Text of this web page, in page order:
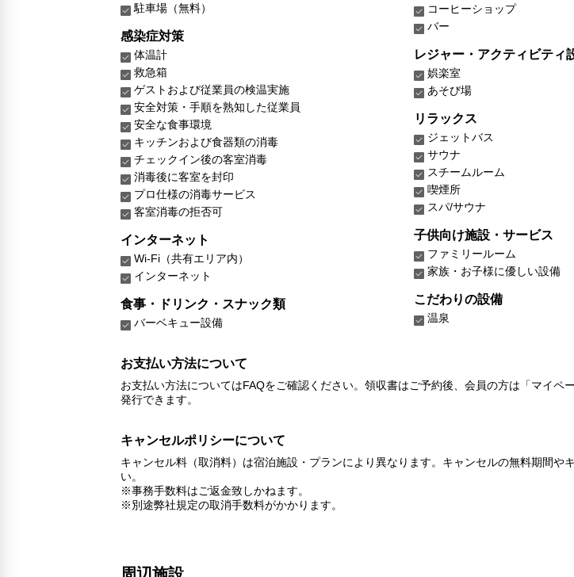
駐車場（無料）
感染症対策
体温計
救急箱
ゲストおよび従業員の検温実施
安全対策・手順を熟知した従業員
安全な食事環境
キッチンおよび食器類の消毒
チェックイン後の客室消毒
消毒後に客室を封印
プロ仕様の消毒サービス
客室消毒の拒否可
インターネット
Wi-Fi（共有エリア内）
インターネット
食事・ドリンク・スナック類
バーベキュー設備
コーヒーショップ
バー
レジャー・アクティビティ
娯楽室
あそび場
リラックス
ジェットバス
サウナ
スチームルーム
喫煙所
スパ/サウナ
子供向け施設・サービス
ファミリールーム
家族・お子様に優しい設備
こだわりの設備
温泉
お支払い方法について
お支払い方法についてはFAQをご確認ください。領収書はご予約後、会員の方は「マイ
発行できます。
キャンセルポリシーについて
キャンセル料（取消料）は宿泊施設・プランにより異なります。キャンセルの無料期間
い。
※事務手数料はご返金致しかねます。
※別途弊社規定の取消手数料がかかります。